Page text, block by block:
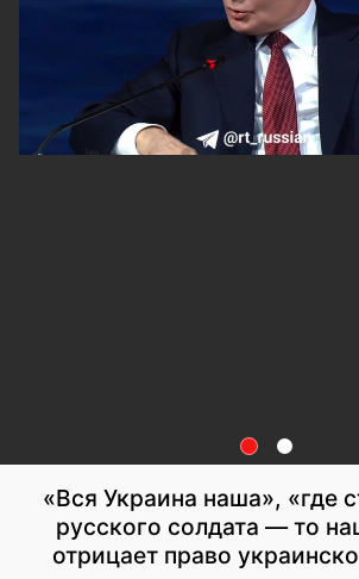
«Вся Украина наша», «где
русского солдата — то
отрицает право